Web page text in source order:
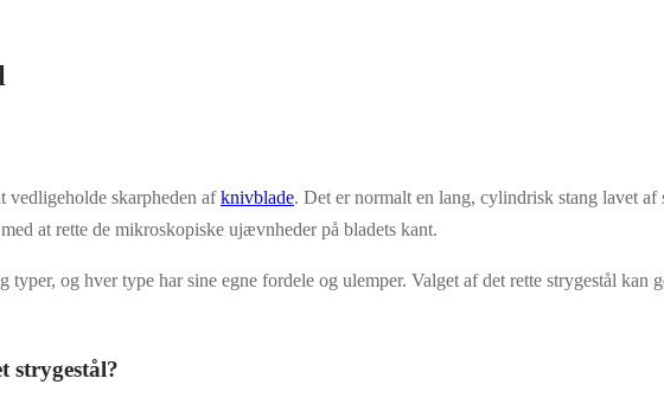
vedligeholde skarpheden afknivblade. Det er normalt en lang, cylindrisk stang lavet
at rette de mikroskopiske ujævnheder på bladets kant.
typer, og hver type har sine egne fordele og ulemper. Valget af det rette strygestål
strygestål?